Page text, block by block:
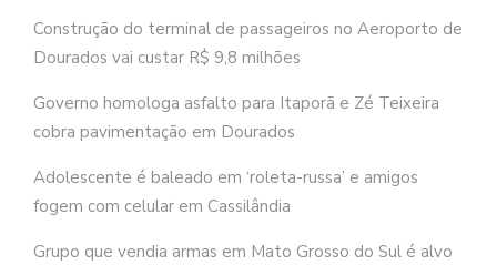
Construção do terminal de passageiros no Aeroporto de
Dourados vai custar R$ 9,8 milhões
Governo homologa asfalto para Itaporã e Zé Teixeira
cobra pavimentação em Dourados
Adolescente é baleado em ‘roleta-russa’ e amigos
fogem com celular em Cassilândia
Grupo que vendia armas em Mato Grosso do Sul é alvo